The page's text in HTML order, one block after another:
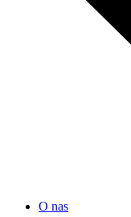
O nas